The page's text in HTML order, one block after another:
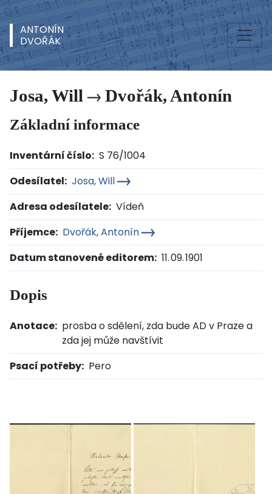
ANTONÍN
DVOŘÁK
Josa, Will Dvořák, Antonín
Základní informace
Inventární číslo: S 76/1004
Odesílatel: Josa, Will
Adresa odesílatele: Vídeň
Příjemce: Dvořák, Antonín
Datum stanovené editorem: 11. 09. 1901
Dopis
Anotace: prosba o sdělení, zda bude AD v Praze a
zda jej může navštívit
Psací potřeby: Pero